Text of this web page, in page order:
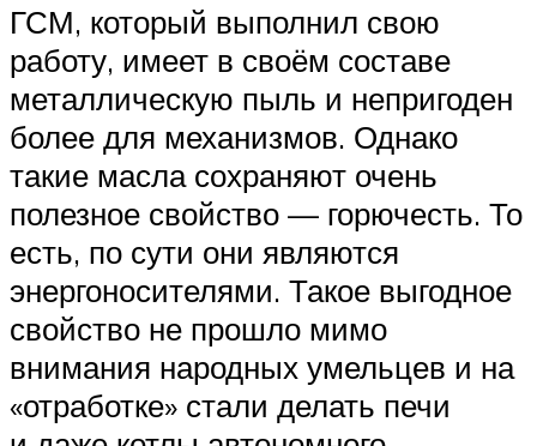
ГСМ, который выполнил свою
работу, имеет в своём составе
металлическую пыль и непригоден
более для механизмов. Однако
такие масла сохраняют очень
полезное свойство — горючесть. То
есть, по сути они являются
энергоносителями. Такое выгодное
свойство не прошло мимо
внимания народных умельцев и на
«отработке» стали делать печи